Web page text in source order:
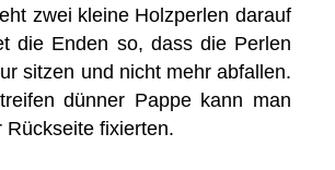
zwei kleine Holzperlen darauf
die Enden so, dass die Perlen
sitzen und nicht mehr abfallen.
dünner Pappe kann man
Rückseite fixierten.